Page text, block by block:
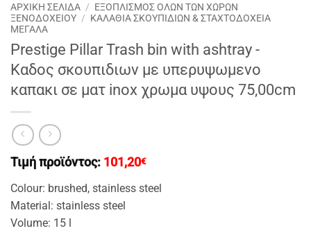
ΑΡΧΙΚΉ ΣΕΛΊΔΑ / ΕΞΟΠΛΙΣΜΟΣ ΟΛΩΝ ΤΩΝ ΧΩΡΩΝ
ΞΕΝΟΔΟΧΕΙΟΥ / ΚΑΛΑΘΙΑ ΣΚΟΥΠΙΔΙΩΝ & ΣΤΑΧΤΟΔΟΧΕΙΑ
ΜΕΓΑΛΑ
Prestige Pillar Trash bin with ashtray -
Kαδος σκουπιδιων με υπερυψωμενο
καπακι σε ματ inox χρωμα υψους 75,00cm
Τιμή προϊόντος: 101,20€
Colour: brushed, stainless steel
Material: stainless steel
Volume: 15 l